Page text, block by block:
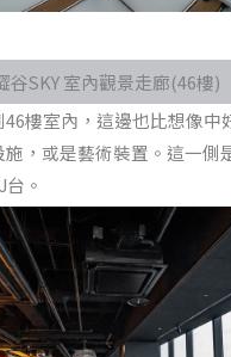
谷SKY 室內觀景走廊(46樓)
樓室內，這邊也比想像中
，或是藝術裝置。這一側
。